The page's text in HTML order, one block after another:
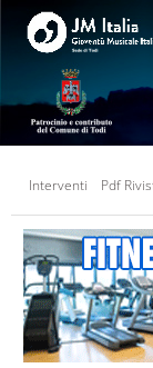
Interventi Pdf